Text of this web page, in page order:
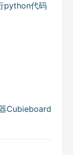
python代码
Cubieboard